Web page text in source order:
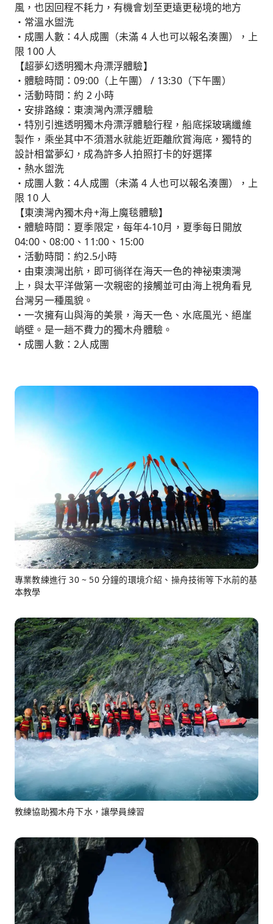
風，也因回程不耗力，有機會划至更遠更秘境的地方
・常溫水盥洗
・成團人數：4人成團（未滿 4 人也可以報名湊團），上
限 100 人
【超夢幻透明獨木舟漂浮體驗】
・體驗時間：09:00（上午團） / 13:30（下午團）
・活動時間：約 2 小時
・安排路線：東澳灣內漂浮體驗
・特別引進透明獨木舟漂浮體驗行程，船底採玻璃纖維
製作，乘坐其中不須潛水就能近距離欣賞海底，獨特的
設計相當夢幻，成為許多人拍照打卡的好選擇
・熱水盥洗
・成團人數：4人成團（未滿 4 人也可以報名湊團），上
限 10 人
【東澳灣內獨木舟+海上魔毯體驗】
・體驗時間：夏季限定，每年4-10月，夏季每日開放
04:00、08:00、11:00、15:00
・活動時間：約2.5小時
・由東澳灣出航，即可徜徉在海天一色的神祕東澳灣
上，與太平洋做第一次親密的接觸並可由海上視角看見
台灣另一種風貌。
・一次擁有山與海的美景，海天一色、水底風光、絕崖
峭壁。是一趟不費力的獨木舟體驗。
・成團人數：2人成團
專業教練進行 30 ~ 50 分鐘的環境介紹、操舟技術等下水前的基
本教學
教練協助獨木舟下水，讓學員練習